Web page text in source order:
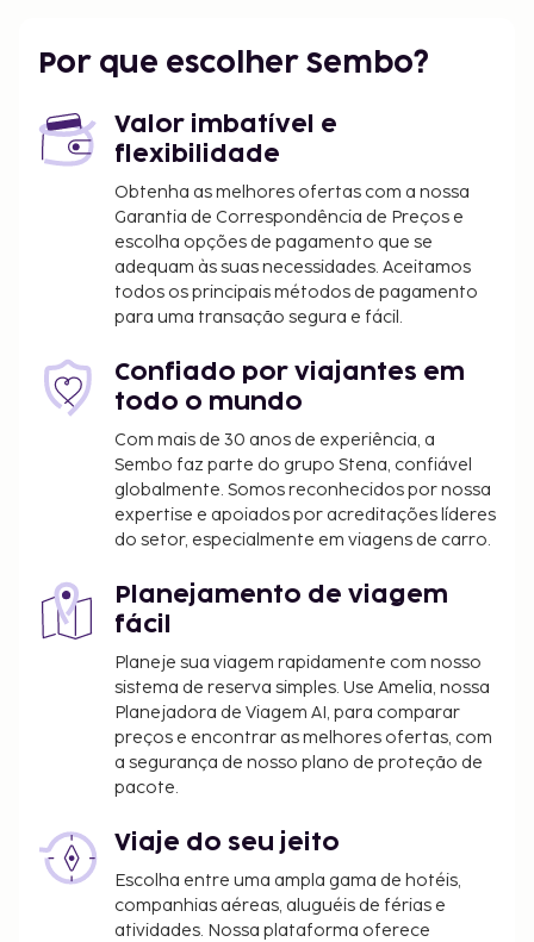
Por que escolher Sembo?
Valor imbatível e
flexibilidade
Obtenha as melhores ofertas com a nossa
Garantia de Correspondência de Preços e
escolha opções de pagamento que se
adequam às suas necessidades. Aceitamos
todos os principais métodos de pagamento
para uma transação segura e fácil.
Confiado por viajantes em
todo o mundo
Com mais de 30 anos de experiência, a
Sembo faz parte do grupo Stena, confiável
globalmente. Somos reconhecidos por nossa
expertise e apoiados por acreditações líderes
do setor, especialmente em viagens de carro.
Planejamento de viagem
fácil
Planeje sua viagem rapidamente com nosso
sistema de reserva simples. Use Amelia, nossa
Planejadora de Viagem AI, para comparar
preços e encontrar as melhores ofertas, com
a segurança de nosso plano de proteção de
pacote.
Viaje do seu jeito
Escolha entre uma ampla gama de hotéis,
companhias aéreas, aluguéis de férias e
atividades. Nossa plataforma oferece